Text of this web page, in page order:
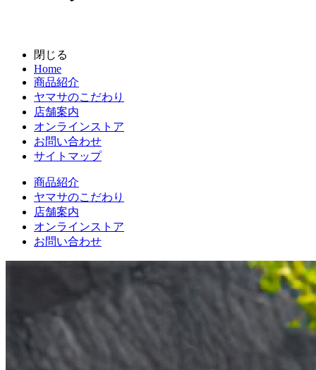
閉じる
Home
商品紹介
ヤマサのこだわり
店舗案内
オンラインストア
お問い合わせ
サイトマップ
商品紹介
ヤマサのこだわり
店舗案内
オンラインストア
お問い合わせ